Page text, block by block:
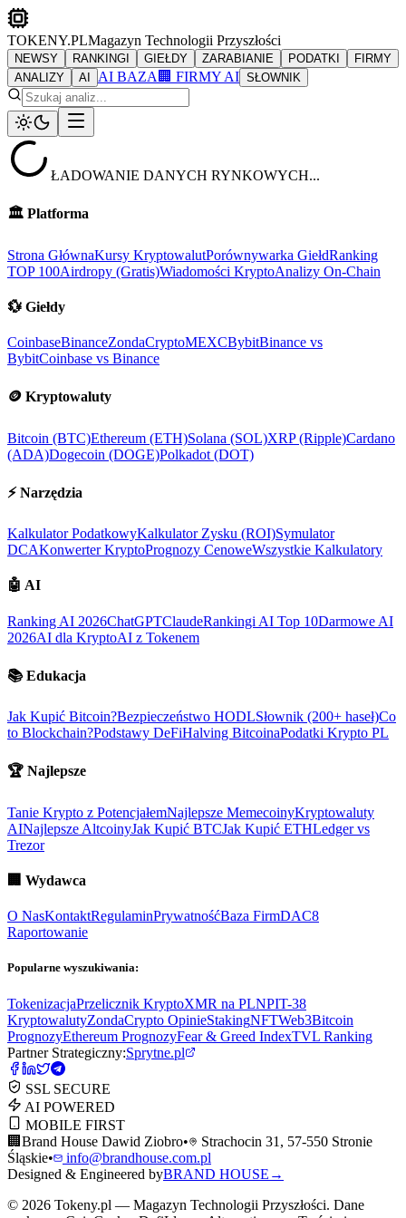
TOKENY.PLMagazyn Technologii Przyszłości
NEWSY RANKINGI GIEŁDY ZARABIANIE PODATKI
FIRMY
ANALIZY
AI AI BAZA 🏢 FIRMY AI SŁOWNIK
ŁADOWANIE DANYCH RYNKOWYCH...
🏛️ Platforma
Strona GłównaKursy KryptowalutPorównywarka GiełdRanking
TOP 100Airdropy (Gratis)Wiadomości KryptoAnalizy On-Chain
💱 Giełdy
CoinbaseBinanceZondaCryptoMEXCBybitBinance vs
BybitCoinbase vs Binance
🪙 Kryptowaluty
Bitcoin (BTC)Ethereum (ETH)Solana (SOL)XRP (Ripple)Cardano
(ADA)Dogecoin (DOGE)Polkadot (DOT)
⚡ Narzędzia
Kalkulator PodatkowyKalkulator Zysku (ROI)Symulator
DCAKonwerter KryptoPrognozy CenoweWszystkie Kalkulatory
🤖 AI
Ranking AI 2026ChatGPTClaudeRankingi AI Top 10Darmowe AI
2026AI dla KryptoAI z Tokenem
📚 Edukacja
Jak Kupić Bitcoin?Bezpieczeństwo HODLSłownik (200+ haseł)Co
to Blockchain?Podstawy DeFiHalving BitcoinaPodatki Krypto PL
🏆 Najlepsze
Tanie Krypto z PotencjałemNajlepsze MemecoinyKryptowaluty
AINajlepsze AltcoinyJak Kupić BTCJak Kupić ETHLedger vs
Trezor
🏢 Wydawca
O NasKontaktRegulaminPrywatnośćBaza FirmDAC8
Raportowanie
Popularne wyszukiwania:
TokenizacjaPrzelicznik KryptoXMR na PLNPIT-38
KryptowalutyZondaCrypto OpinieStakingNFTWeb3Bitcoin
PrognozyEthereum PrognozyFear & Greed IndexTVL Ranking
Partner Strategiczny:Sprytne.pl
SSL SECURE
AI POWERED
MOBILE FIRST
🏢 Brand House Dawid Ziobro•
Strachocin 31, 57-550 Stronie
Śląskie•
info@brandhouse.com.pl
Designed & Engineered byBRAND HOUSE →
© 2026 Tokeny.pl — Magazyn Technologii Przyszłości. Dane